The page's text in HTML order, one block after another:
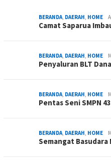
BERANDA DAERAH HOME
Camat Saparua
BERANDA DAERAH HOME
Penyaluran BLT
BERANDA DAERAH HOME
Pentas Seni SMPN
BERANDA DAERAH HOME
Semangat